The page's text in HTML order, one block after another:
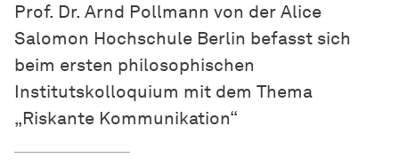
Prof. Dr. Arnd Pollmann von der Alice
Salomon Hochschule Berlin befasst sich
beim ersten philosophischen
Institutskolloquium mit dem Thema
„Riskante Kommunikation“